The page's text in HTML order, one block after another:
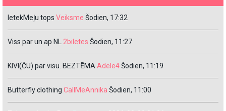
IetekMeļu tops Veiksme Šodien, 17:32
Viss par un ap NL2biletes Šodien, 11:27
KIVI(ČU) par visu. BEZTĒMAAdele4Šodien, 11:19
Butterfly clothing CallMeAnnika Šodien, 11:00